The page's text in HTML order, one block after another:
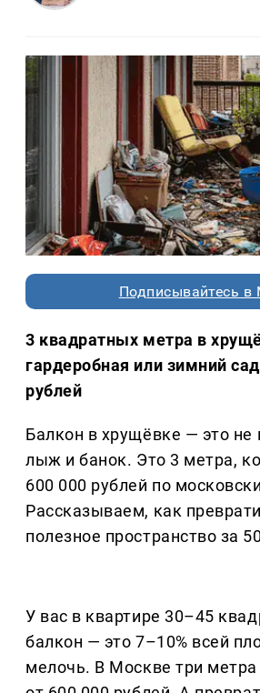
Подписывайтесь в
3 квадратных метра в
гардеробная или зимний
рублей
Балкон в хрущёвке — это не
лыж и банок. Это 3 метра,
600 000 рублей по
Рассказываем, как
полезное пространство за
У вас в квартире 30–45
балкон — это 7–10% всей
мелочь. В Москве три